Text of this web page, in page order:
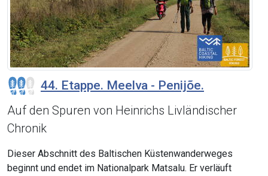
44. Etappe. Meelva - Penijõe.
Auf den Spuren von Heinrichs Livländischer
Chronik
Dieser Abschnitt des Baltischen Küstenwanderweges
beginnt und endet im Nationalpark Matsalu. Er verläuft